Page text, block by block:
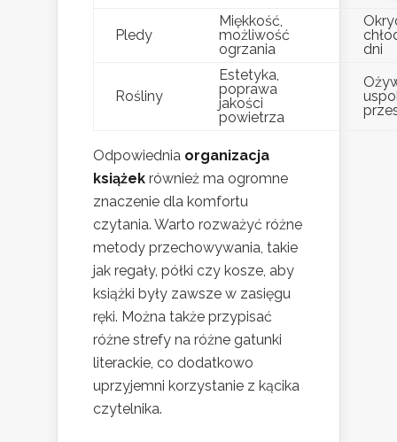
Pledy
Miękkość,
możliwość
ogrzania
dni
Rośliny
Estetyka,
poprawa
jakości
powietrza
Odpowiednia organizacja
książek również ma ogromne
znaczenie dla komfortu
czytania. Warto rozważyć różne
metody przechowywania, takie
jak regały, półki czy kosze, aby
książki były zawsze w zasięgu
ręki. Można także przypisać
różne strefy na różne gatunki
literackie, co dodatkowo
uprzyjemni korzystanie z kącika
czytelnika.